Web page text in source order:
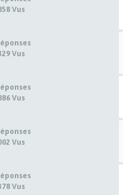
Vus
Vus
Vus
Vus
Vus